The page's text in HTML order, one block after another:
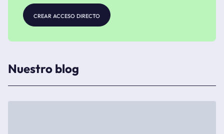
crear acceso directo
Nuestro blog